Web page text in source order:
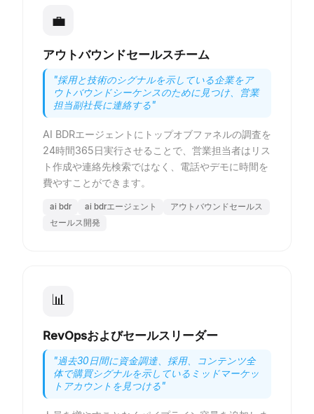
💼
アウトバウンドセールスチーム
"採用と技術のシグナルを示している企業をア
ウトバウンドシーケンスのために見つけ、営業
担当副社長に連絡する"
AI BDRエージェントにトップオブファネルの調査を
24時間365日実行させることで、営業担当者はリス
ト作成や連絡先検索ではなく、電話やデモに時間を
費やすことができます。
ai bdr ai bdrエージェント
アウトバウンドセールス
セールス開発
📊
RevOpsおよびセールスリーダー
"過去30日間に資金調達、採用、コンテンツ全
体で購買シグナルを示しているミッドマーケッ
トアカウントを見つける"